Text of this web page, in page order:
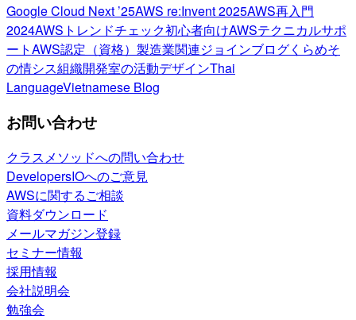
Google Cloud Next ’25AWS re:Invent 2025AWS再入門
2024AWSトレンドチェック初心者向けAWSテクニカルサポ
ートAWS認定（資格） 製造業関連ジョインブログくらめそ
の情シス組織開発室の活動デザインThai
LanguageVietnamese Blog
お問い合わせ
クラスメソッドへの問い合わせ
DevelopersIOへのご意見
AWSに関するご相談
資料ダウンロード
メールマガジン登録
セミナー情報
採用情報
会社説明会
勉強会